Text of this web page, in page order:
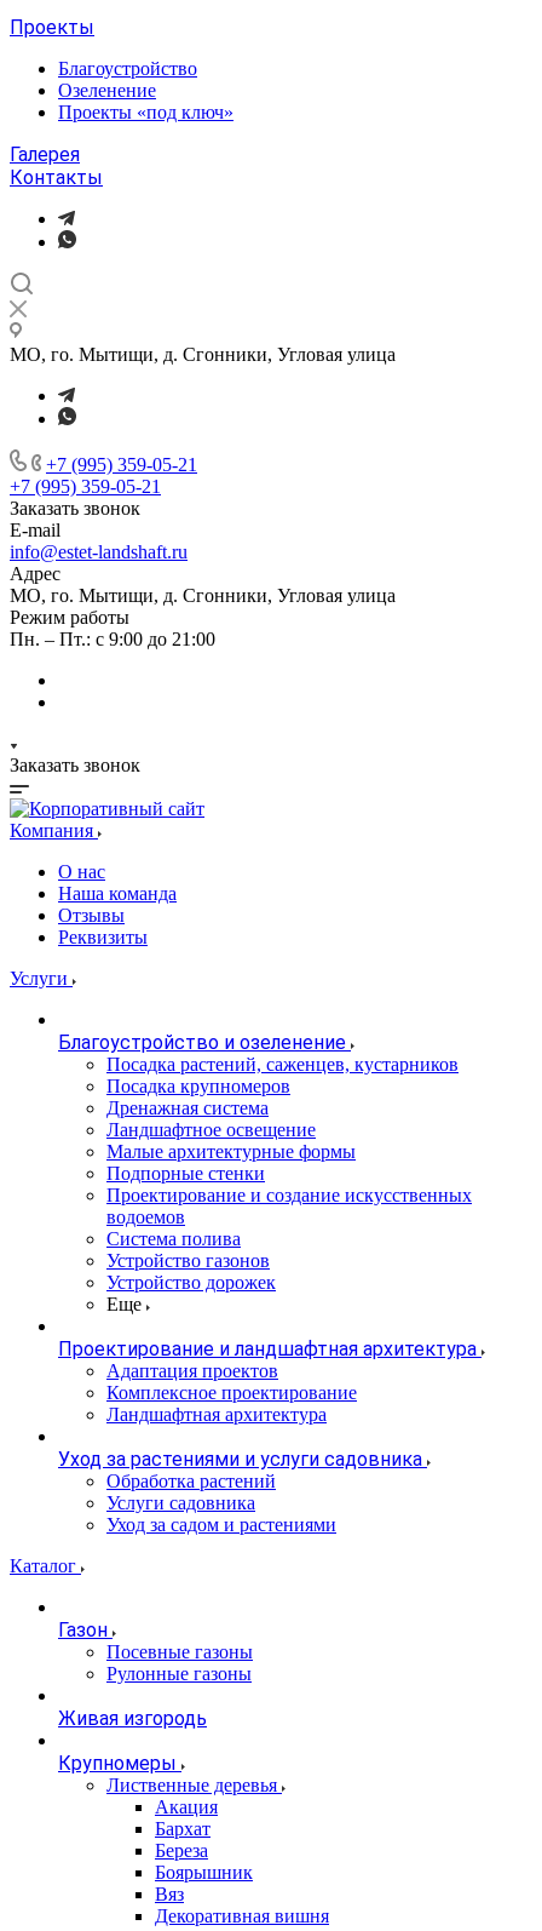
Проекты
Благоустройство
Озеленение
Проекты «под ключ»
Галерея
Контакты
МО, го. Мытищи, д. Сгонники, Угловая улица
+7 (995) 359-05-21
+7 (995) 359-05-21
Заказать звонок
E-mail
info@estet-landshaft.ru
Адрес
МО, го. Мытищи, д. Сгонники, Угловая улица
Режим работы
Пн. – Пт.: с 9:00 до 21:00
Заказать звонок
Компания
О нас
Наша команда
Отзывы
Реквизиты
Услуги
Благоустройство и озеленение
Посадка растений, саженцев, кустарников
Посадка крупномеров
Дренажная система
Ландшафтное освещение
Малые архитектурные формы
Подпорные стенки
Проектирование и создание искусственных
водоемов
Система полива
Устройство газонов
Устройство дорожек
Еще
Проектирование и ландшафтная архитектура
Адаптация проектов
Комплексное проектирование
Ландшафтная архитектура
Уход за растениями и услуги садовника
Обработка растений
Услуги садовника
Уход за садом и растениями
Каталог
Газон
Посевные газоны
Рулонные газоны
Живая изгородь
Крупномеры
Лиственные деревья
Акация
Бархат
Береза
Боярышник
Вяз
Декоративная вишня